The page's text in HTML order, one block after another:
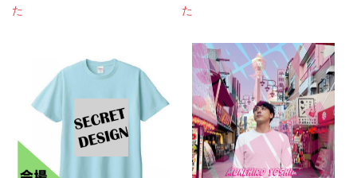
た
た